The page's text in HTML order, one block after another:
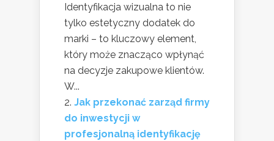
Identyfikacja wizualna to nie
tylko estetyczny dodatek do
marki – to kluczowy element,
który może znacząco wpłynąć
na decyzje zakupowe klientów.
W...
Jak przekonać zarząd firmy
do inwestycji w
profesjonalną identyfikację